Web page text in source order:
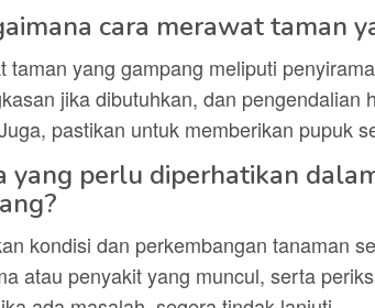
cara merawat taman
taman yang gampang meliputi
jika dibutuhkan, dan pengendalian
pastikan untuk memberikan pupuk
yang perlu diperhatikan
kondisi dan perkembangan tanaman
atau penyakit yang muncul, serta